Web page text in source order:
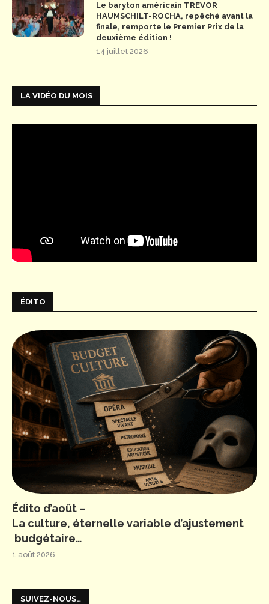
Le baryton américain TREVOR
HAUMSCHILT-ROCHA, repêché avant la
finale, remporte le Premier Prix de la
deuxième édition !
14 juillet 2026
LA VIDÉO DU MOIS
ÉDITO
Édito d’août –
La culture, éternelle variable d’ajustement
budgétaire…
1 août 2026
SUIVEZ-NOUS…